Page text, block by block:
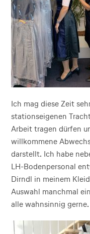
Ich mag diese Zeit
stationseigenen
Arbeit tragen dürfen
willkommene
darstellt. Ich habe
LH-Bodenpersonal
Dirndl in meinem
Auswahl manchmal
alle wahnsinnig gerne.